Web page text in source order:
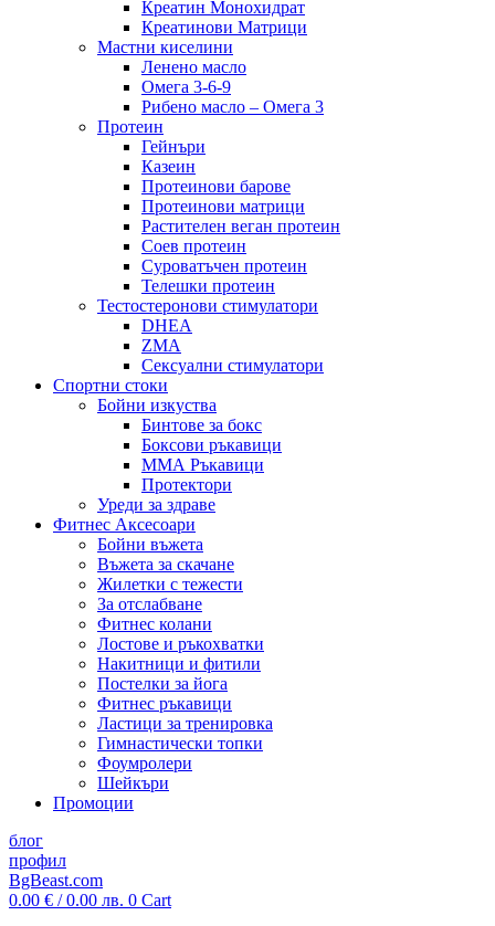
Креатин Монохидрат
Креатинови Матрици
Мастни киселини
Ленено масло
Омега 3-6-9
Рибено масло – Омега 3
Протеин
Гейнъри
Казеин
Протеинови барове
Протеинови матрици
Растителен веган протеин
Соев протеин
Суроватъчен протеин
Телешки протеин
Тестостеронови стимулатори
DHEA
ZMA
Сексуални стимулатори
Спортни стоки
Бойни изкуства
Бинтове за бокс
Боксови ръкавици
ММА Ръкавици
Протектори
Уреди за здраве
Фитнес Аксесоари
Бойни въжета
Въжета за скачане
Жилетки с тежести
За отслабване
Фитнес колани
Лостове и ръкохватки
Накитници и фитили
Постелки за йога
Фитнес ръкавици
Ластици за тренировка
Гимнастически топки
Фоумролери
Шейкъри
Промоции
блог
профил
BgBeast.com
0.00 € / 0.00 лв. 0 Cart